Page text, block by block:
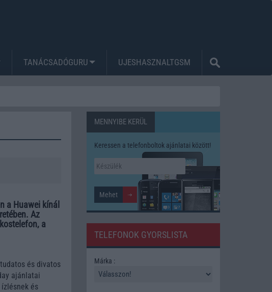
TANÁCSADÓGURU UJESHASZNALTGSM
a Huawei kínál
Az
a
és divatos
ajánlatai
és
MENNYIBE KERÜL
Keressen a telefonboltok ajánlatai között!
TELEFONOK GYORSLISTA
Márka :